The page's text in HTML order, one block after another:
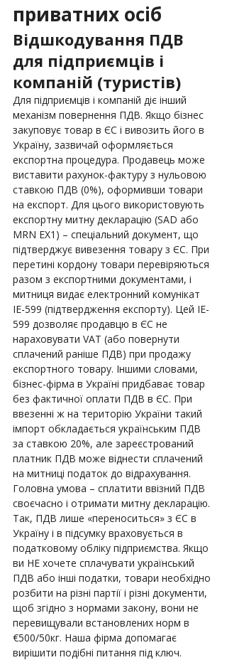
приватних осіб
Відшкодування ПДВ
для підприємців і
компаній (туристів)
Для підприємців і компаній діє інший
механізм повернення ПДВ. Якщо бізнес
закуповує товар в ЄС і вивозить його в
Україну, зазвичай оформляється
експортна процедура. Продавець може
виставити рахунок-фактуру з нульовою
ставкою ПДВ (0%), оформивши товари
на експорт. Для цього використовують
експортну митну декларацію (SAD або
MRN EX1) – спеціальний документ, що
підтверджує вивезення товару з ЄС. При
перетині кордону товари перевіряються
разом з експортними документами, і
митниця видає електронний комунікат
IE-599 (підтвердження експорту). Цей IE-
599 дозволяє продавцю в ЄС не
нараховувати VAT (або повернути
сплачений раніше ПДВ) при продажу
експортного товару. Іншими словами,
бізнес-фірма в Україні придбаває товар
без фактичної оплати ПДВ в ЄС. При
ввезенні ж на територію України такий
імпорт обкладається українським ПДВ
за ставкою 20%, але зареєстрований
платник ПДВ може віднести сплачений
на митниці податок до відрахування.
Головна умова – сплатити ввізний ПДВ
своєчасно і отримати митну декларацію.
Так, ПДВ лише «переноситься» з ЄС в
Україну і в підсумку враховується в
податковому обліку підприємства. Якщо
ви НЕ хочете сплачувати український
ПДВ або інші податки, товари необхідно
розбити на різні партії і різні документи,
щоб згідно з нормами закону, вони не
перевищували встановлених норм в
€500/50кг. Наша фірма допомагає
вирішити подібні питання під ключ.